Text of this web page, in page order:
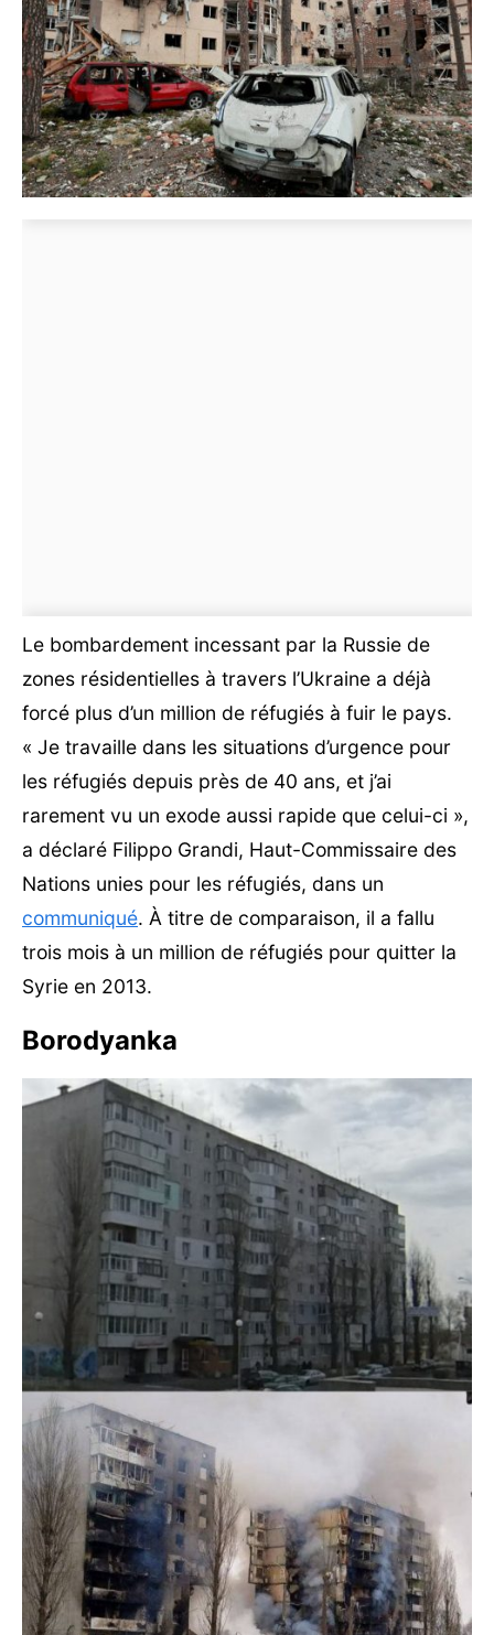
Le bombardement incessant par la Russie de
zones résidentielles à travers l’Ukraine a déjà
forcé plus d’un million de réfugiés à fuir le pays.
« Je travaille dans les situations d’urgence pour
les réfugiés depuis près de 40 ans, et j’ai
rarement vu un exode aussi rapide que celui-ci »,
a déclaré Filippo Grandi, Haut-Commissaire des
Nations unies pour les réfugiés, dans un
communiqué. À titre de comparaison, il a fallu
trois mois à un million de réfugiés pour quitter la
Syrie en 2013.
Borodyanka